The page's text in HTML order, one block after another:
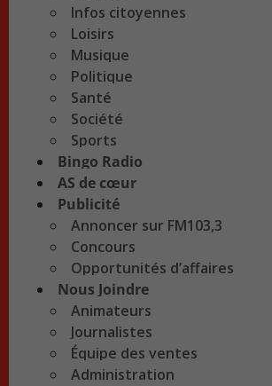
Infos citoyennes
Loisirs
Musique
Politique
Santé
Société
Sports
Bingo Radio
AS de cœur
Publicité
Annoncer sur FM103,3
Concours
Opportunités d’affaires
Nous Joindre
Animateurs
Journalistes
Équipe des ventes
Administration